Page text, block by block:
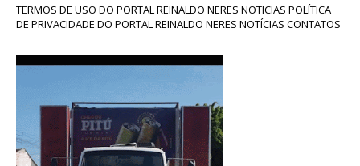
TERMOS DE USO DO PORTAL REINALDO NERES NOTICIAS POLÍTICA
DE PRIVACIDADE DO PORTAL REINALDO NERES NOTÍCIAS CONTATOS